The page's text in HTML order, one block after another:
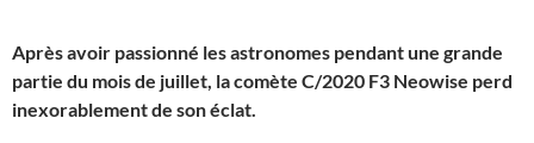
Après avoir passionné les astronomes pendant une grande
partie du mois de juillet, la comète C/2020 F3 Neowise perd
inexorablement de son éclat.